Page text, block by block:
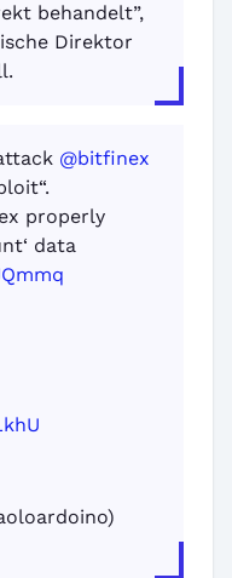
behandelt”,
Direktor
@bitfinex
properly
data